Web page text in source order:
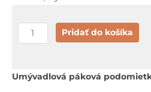
množstvo
Grohe
Umývadlová
Pridať do košíka
Umývadlová páková